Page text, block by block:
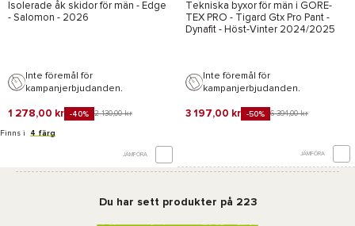
Isolerade åk skidor för män - Edge
- Salomon - 2026
Inte föremål för
kampanjerbjudanden.
1 278,00 kr -40% 2 130,00 kr
Finns i 4 färg
JÄMFÖRA
Tekniska byxor för män i GORE-
TEX PRO - Tigard Gtx Pro Pant -
Dynafit - Höst-Vinter 2024/2025
Inte föremål för
kampanjerbjudanden.
3 197,00 kr -50% 6 394,00 kr
JÄMFÖRA
Du har sett produkter på 223